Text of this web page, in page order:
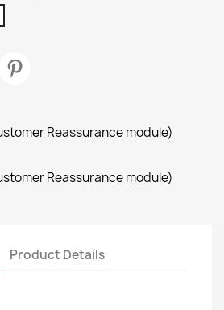
Reassurance module)
Reassurance module)
Product Details